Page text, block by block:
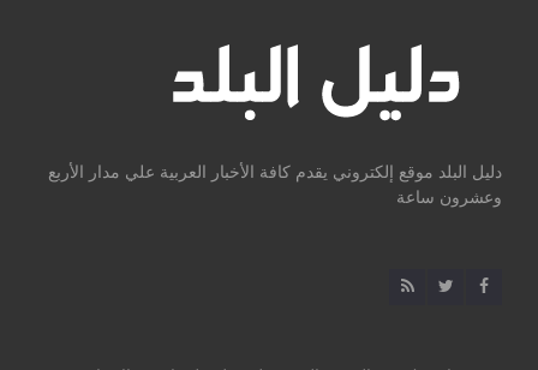
دليل البلد موقع إلكتروني يقدم كافة الأخبار العربية علي مدار الأربع
وعشرون ساعة